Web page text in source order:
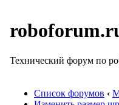
Технический форум по
Список форумов ‹